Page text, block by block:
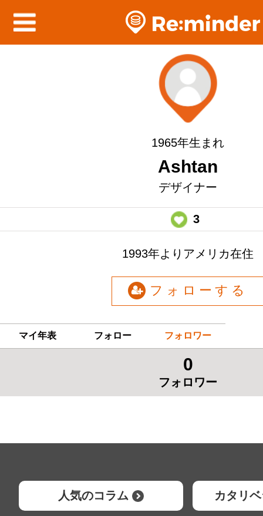
1965年生まれ
Ashtan
デザイナー
3
1993年よりアメリカ在住
フォローする
マイ年表 フォロー フォロワー
0
フォロワー
人気のコラム カタリ